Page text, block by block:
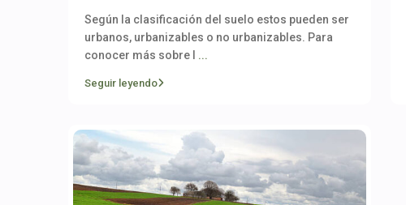
Según la clasificación del suelo estos pueden ser
urbanos, urbanizables o no urbanizables. Para
conocer más sobre l ...
Seguir leyendo